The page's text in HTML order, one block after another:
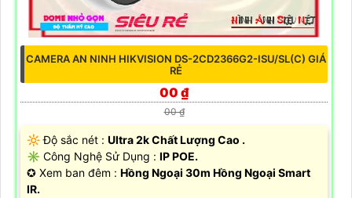
CAMERA AN NINH HIKVISION DS-2CD2366G2-ISU/SL(C) GIÁ
RẺ
00 ₫
00 ₫
🔆 Độ sắc nét : Ultra 2k Chất Lượng Cao .
✳️ Công Nghệ Sử Dụng : IP POE.
✪ Xem ban đêm : Hồng Ngoại 30m Hồng Ngoại Smart
IR.